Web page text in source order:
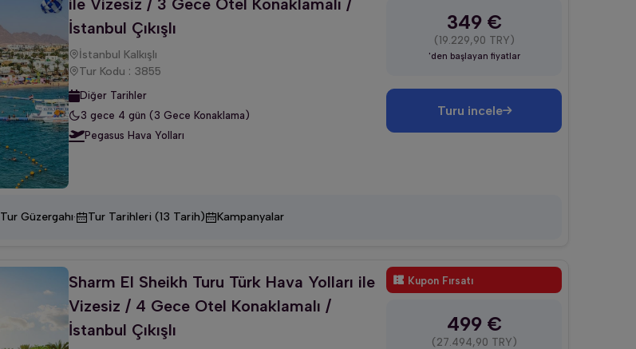
ile Vizesiz / 3 Gece Otel Konaklamalı /
İstanbul Çıkışlı
İstanbul Kalkışlı
Tur Kodu : 3855
Diğer Tarihler
3 gece 4 gün (3 Gece Konaklama)
Pegasus Hava Yolları
349 €
(19.229,90 TRY)
'den başlayan fiyatlar
Turu incele
Tur Güzergahı· Tur Tarihleri (13 Tarih) Kampanyalar
Sharm El Sheikh Turu Türk Hava Yolları ile
Vizesiz / 4 Gece Otel Konaklamalı /
İstanbul Çıkışlı
Kupon Fırsatı
499 €
(27.494,90 TRY)